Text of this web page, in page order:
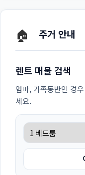
🏠 주거 안내
렌트 매물 검색
엄마, 가족동반인 경
세요.